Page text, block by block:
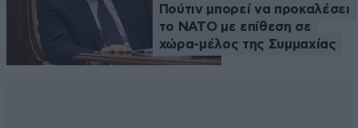
Πούτιν μπορεί να προκαλέσει
το ΝΑΤΟ με επίθεση σε
χώρα-μέλος της Συμμαχίας